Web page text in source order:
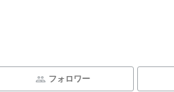
フォロワー